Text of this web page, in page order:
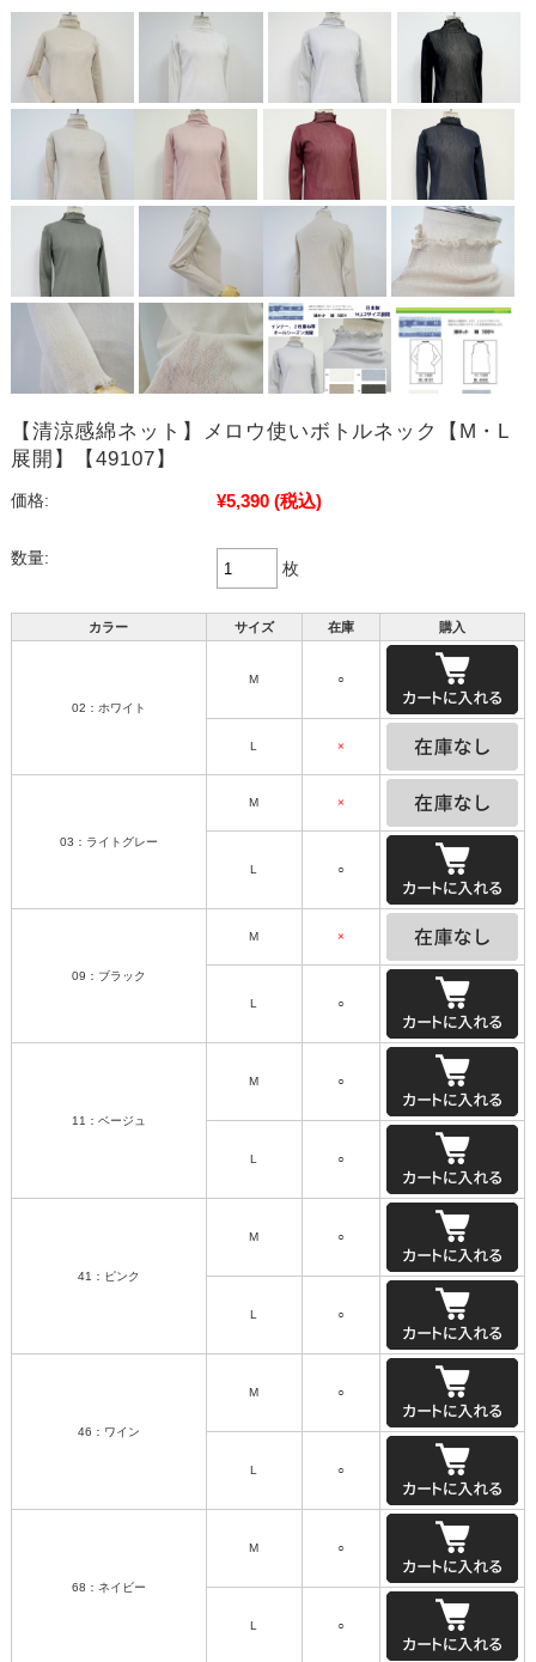
【清涼感綿ネット】メロウ使いボトルネック【M・L
展開】【49107】
価格: ¥5,390 (税込)
数量:
枚
カラー サイズ 在庫 購入
02：ホワイト
M ○
L ×
03：ライトグレー
M ×
L ○
09：ブラック
M ×
L ○
11：ベージュ
M ○
L ○
41：ピンク
M ○
L ○
46：ワイン
M ○
L ○
68：ネイビー
M ○
L ○